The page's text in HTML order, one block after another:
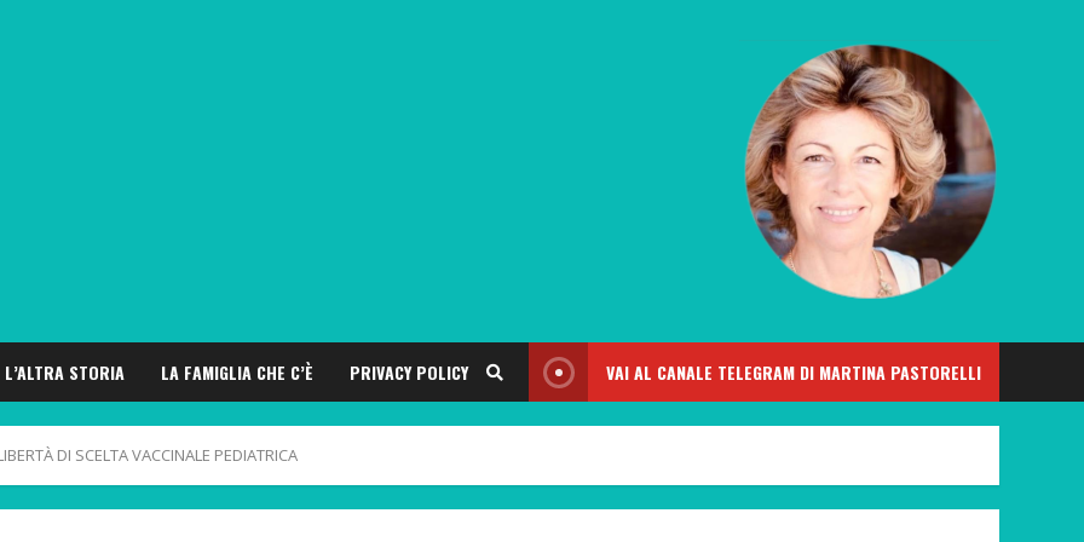
L’ALTRA STORIA LA FAMIGLIA CHE C’È PRIVACY POLICY VAI AL CANALE TELEGRAM DI MARTINA PASTORELLI
DI SCELTA VACCINALE PEDIATRICA